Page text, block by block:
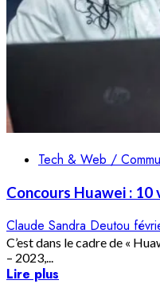
Tech & Web /
Concours Huawei :
Claude Sandra Deutou
C’est dans le cadre de «
– 2023,...
Lire plus